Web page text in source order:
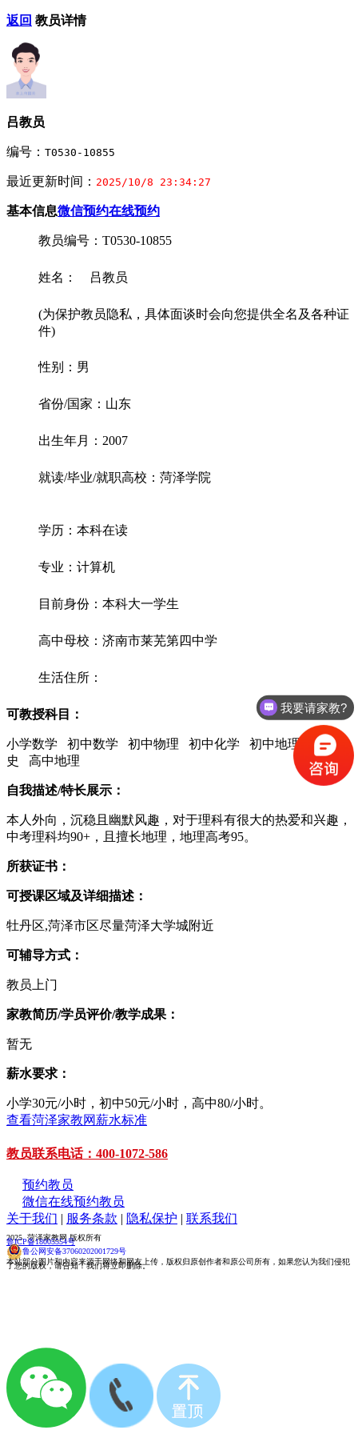
返回 教员详情
吕教员
编号： T0530-10855
最近更新时间： 2025/10/8 23:34:27
基本信息微信预约在线预约
教员编号：T0530-10855
姓名： 吕教员
(为保护教员隐私，具体面谈时会向您提供全名及各种证
件)
性别：男
省份/国家：山东
出生年月：2007
就读/毕业/就职高校：菏泽学院
学历：本科在读
专业：计算机
目前身份：本科大一学生
高中母校：济南市莱芜第四中学
生活住所：
可教授科目：
小学数学 初中数学 初中物理 初中化学 初中地理 初中历
史 高中地理
自我描述/特长展示：
本人外向，沉稳且幽默风趣，对于理科有很大的热爱和兴趣，
中考理科均90+，且擅长地理，地理高考95。
所获证书：
可授课区域及详细描述：
牡丹区,菏泽市区尽量菏泽大学城附近
可辅导方式：
教员上门
家教简历/学员评价/教学成果：
暂无
薪水要求：
小学30元/小时，初中50元/小时，高中80/小时。
查看菏泽家教网薪水标准
教员联系电话：400-1072-586
预约教员
微信在线预约教员
关于我们 | 服务条款 | 隐私保护 | 联系我们
2025 菏泽家教网 版权所有
鲁ICP备18005554号
鲁公网安备37060202001729号
本站部分图片和内容来源于网络和网友上传，版权归原创作者和原公司所有，如果您认为我们侵犯
了您的版权，请告知！我们将立即删除。
我要请家教?